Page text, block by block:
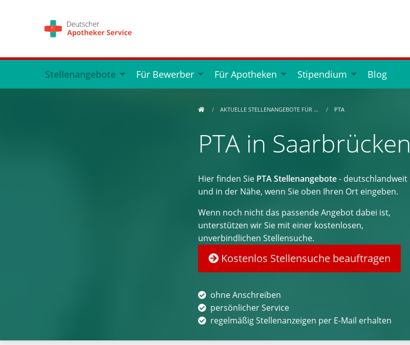
Stellenangebote Für Bewerber Für Apotheken Stipendium Blog
AKTUELLE STELLENANGEBOTE FÜR … PTA
PTA in Saarbrücken
Hier finden Sie PTA Stellenangebote- deutschlandweit
und in der Nähe, wenn Sie oben Ihren Ort eingeben.
Wenn noch nicht das passende Angebot dabei ist,
unterstützen wir Sie mit einer kostenlosen,
unverbindlichen Stellensuche.
Kostenlos Stellensuche beauftragen
ohne Anschreiben
persönlicher Service
regelmäßig Stellenanzeigen per E-Mail erhalten